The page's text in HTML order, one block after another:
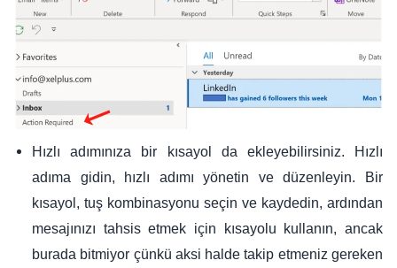
Hızlı adımınıza bir kısayol da ekleyebilirsiniz. Hızlı
adıma gidin, hızlı adımı yönetin ve düzenleyin. Bir
kısayol, tuş kombinasyonu seçin ve kaydedin, ardından
mesajınızı tahsis etmek için kısayolu kullanın, ancak
burada bitmiyor çünkü aksi halde takip etmeniz gereken